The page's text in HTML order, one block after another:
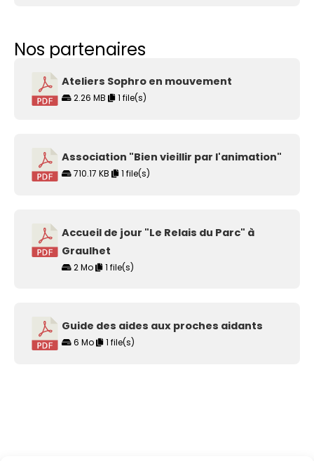
Nos partenaires
Ateliers Sophro en mouvement
2.26 MB 1 file(s)
Association "Bien vieillir par l'animation"
710.17 KB 1 file(s)
Accueil de jour "Le Relais du Parc" à
Graulhet
2 Mo 1 file(s)
Guide des aides aux proches aidants
6 Mo 1 file(s)